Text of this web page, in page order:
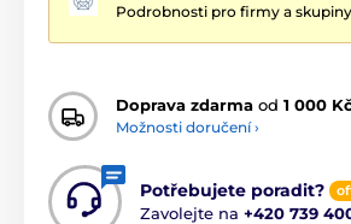
Podrobnosti pro firmy a
Doprava zdarma od 1 000
Možnosti doručení ›
Potřebujete poradit?
Zavolejte na +420 739